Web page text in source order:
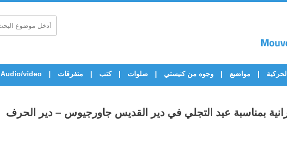
مواضيع وجوه من كنيستي صلوات كتب متفرقات Audio/video
بمناسبة عيد التجلي في دير القديس جاورجيوس – دير الحرف